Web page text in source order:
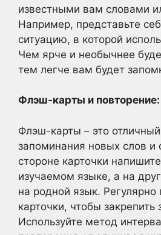
известными вам словами
Например, представьте
ситуацию, в которой
Чем ярче и необычнее
тем легче вам будет
Флэш-карты и повторение:
Флэш-карты – это
запоминания новых слов и
стороне карточки
изучаемом языке, а на
на родной язык. Регулярно
карточки, чтобы закрепить
Используйте метод